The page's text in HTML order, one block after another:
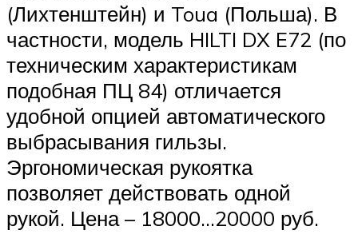
(Лихтенштейн) и Toua (Польша). В
частности, модель HILTI DX E72 (по
техническим характеристикам
подобная ПЦ 84) отличается
удобной опцией автоматического
выбрасывания гильзы.
Эргономическая рукоятка
позволяет действовать одной
рукой. Цена – 18000…20000 руб.